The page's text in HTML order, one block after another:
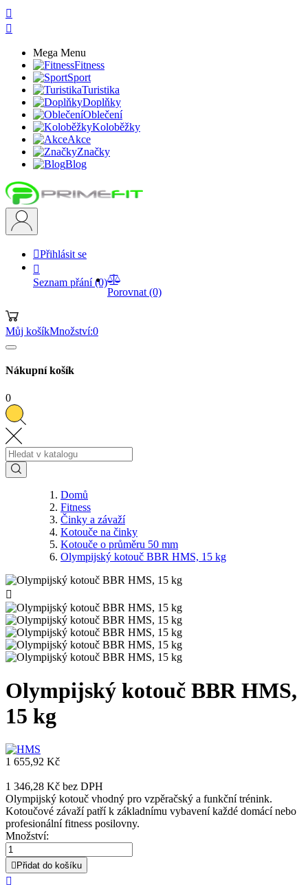


Mega Menu
Fitness
Sport
Turistika
Doplňky
Oblečení
Koloběžky
Akce
Značky
Blog
Přihlásit se

Seznam přání(0)
Porovnat (0)
Můj košíkMnožství:0
Nákupní košík
0
Domů
Fitness
Činky a závaží
Kotouče na činky
Kotouče o průměru 50 mm
Olympijský kotouč BBR HMS, 15 kg

Olympijský kotouč BBR HMS,
15 kg
1 655,92 Kč
1 346,28 Kč bez DPH
Olympijský kotouč vhodný pro vzpěračský a funkční trénink.
Kotoučové závaží patří k základnímu vybavení každé domácí nebo
profesionální fitness posilovny.
Množství:
 Přidat do košíku
